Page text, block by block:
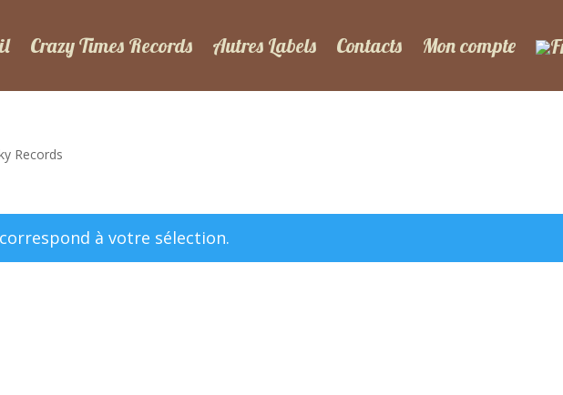
Crazy Times Records Autres Labels Contacts Mon compte
Records
à votre sélection.